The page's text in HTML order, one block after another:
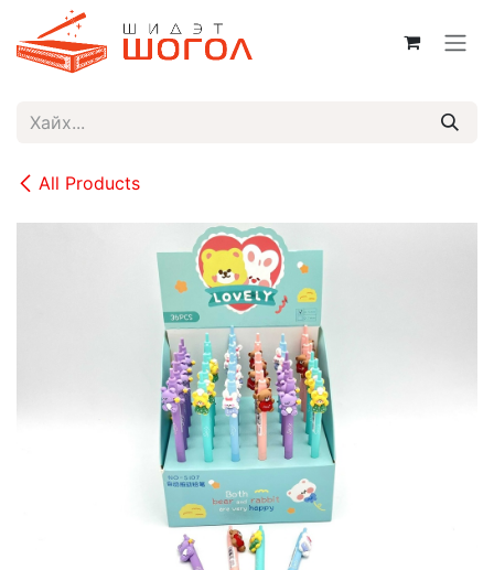
Skip to Content
All Products